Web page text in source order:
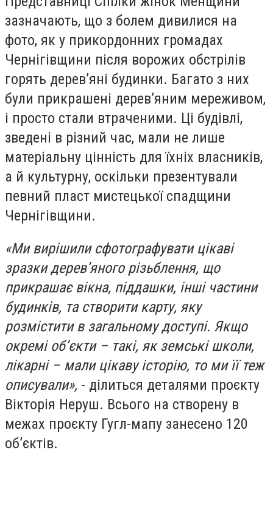
зазначають, що з болем дивилися на
фото, як у прикордонних громадах
Чернігівщини після ворожих обстрілів
горять деревʼяні будинки. Багато з них
були прикрашені деревʼяним мереживом,
і просто стали втраченими. Ці будівлі,
зведені в різний час, мали не лише
матеріальну цінність для їхніх власників,
а й культурну, оскільки презентували
певний пласт мистецької спадщини
Чернігівщини.
«Ми вирішили сфотографувати цікаві
зразки деревʼяного різьблення, що
прикрашає вікна, піддашки, інші частини
будинків, та створити карту, яку
розмістити в загальному доступі. Якщо
окремі обʼєкти – такі, як земські школи,
лікарні – мали цікаву історію, то ми її теж
описували», - ділиться деталями проєкту
Вікторія Неруш. Всього на створену в
межах проєкту Гугл-мапу занесено 120
обʼєктів.